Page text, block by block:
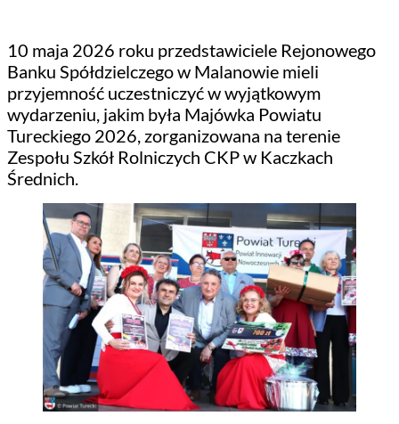
10 maja 2026 roku przedstawiciele Rejonowego
Banku Spółdzielczego w Malanowie mieli
przyjemność uczestniczyć w wyjątkowym
wydarzeniu, jakim była Majówka Powiatu
Tureckiego 2026, zorganizowana na terenie
Zespołu Szkół Rolniczych CKP w Kaczkach
Średnich.